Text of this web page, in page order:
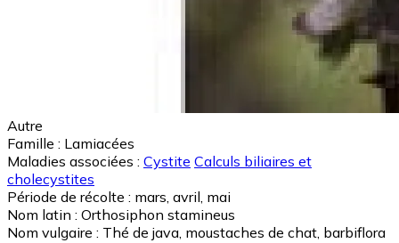
Autre
Famille : Lamiacées
Maladies associées : Cystite Calculs biliaires et
cholecystites
Période de récolte : mars, avril, mai
Nom latin : Orthosiphon stamineus
Nom vulgaire : Thé de java, moustaches de chat, barbiflora